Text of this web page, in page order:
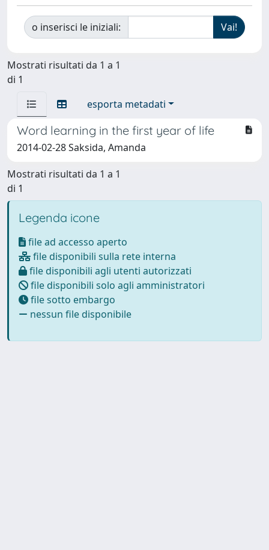
o inserisci le iniziali:
Mostrati risultati da 1 a 1
di 1
esporta metadati
Word learning in the first year of life
2014-02-28 Saksida, Amanda
Mostrati risultati da 1 a 1
di 1
Legenda icone
file ad accesso aperto
file disponibili sulla rete interna
file disponibili agli utenti autorizzati
file disponibili solo agli amministratori
file sotto embargo
nessun file disponibile